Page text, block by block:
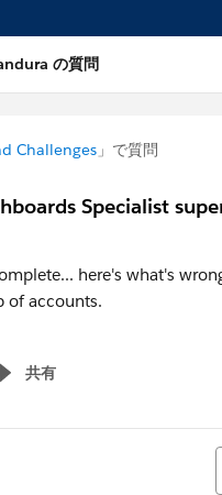
の質問
Challenges 」で質問
Specialist
here's what's
of accounts.
共有
menu